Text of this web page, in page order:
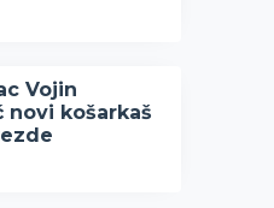
Vojin
novi košarkaš